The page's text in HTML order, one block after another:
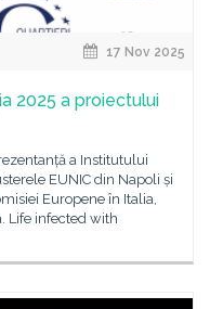
17 Nov 2025
2025 a proiectului
a Institutului
EUNIC din Napoli și
Europene în Italia,
Life infected with